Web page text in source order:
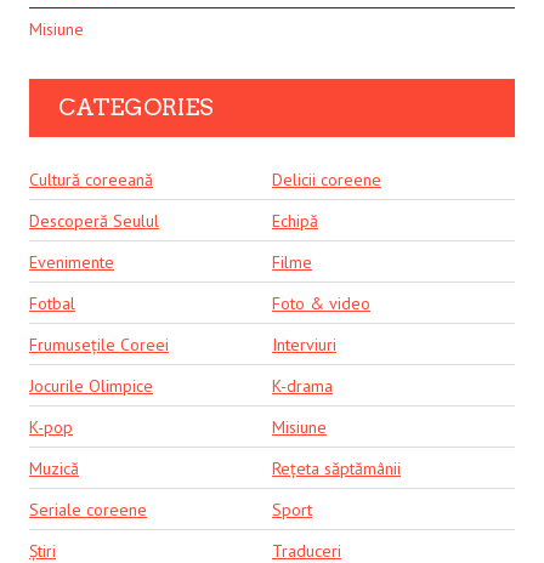
Misiune
CATEGORIES
Cultură coreeană
Delicii coreene
Descoperă Seulul
Echipă
Evenimente
Filme
Fotbal
Foto & video
Frumusețile Coreei
Interviuri
Jocurile Olimpice
K-drama
K-pop
Misiune
Muzică
Rețeta săptămânii
Seriale coreene
Sport
Știri
Traduceri